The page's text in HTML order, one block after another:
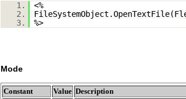
1.
<%
2.
3.
%>
Mode
Constant Value Description